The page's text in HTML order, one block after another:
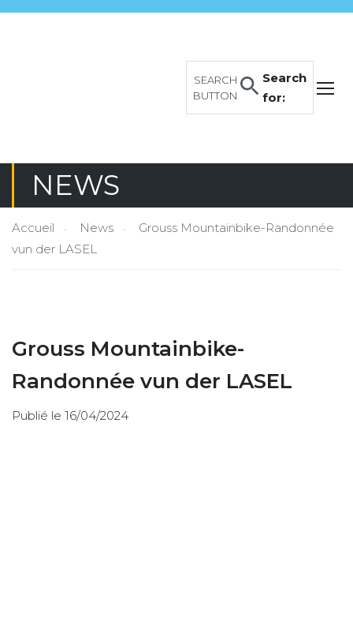
Search
for:
SEARCH
BUTTON
NEWS
Accueil News
Grouss Mountainbike-Randonnée
vun der LASEL
Grouss Mountainbike-
Randonnée vun der LASEL
Publié le 16/04/2024